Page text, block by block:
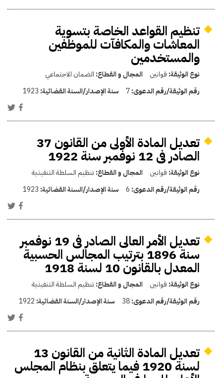
تنظيم القواعد الخاصة بتسوية
المعاشات والمكافآت للموظفين
والمستخدمين
نوع الوثيقة: قوانين المجال و القطاع: الضمان الاجتماعي
رقم الوثيقة/رقم الدعوى:7 سنة الإصدار/السنة القضائية: 1923
تعديل المادة الأولى من القانون 37
الصادر فى 12 نوفمبر سنة 1922
نوع الوثيقة: قوانين المجال و القطاع: تنظيم السلطة التنفيذية
رقم الوثيقة/رقم الدعوى: 6 سنة الإصدار/السنة القضائية: 1923
تعديل الأمر العالى الصادر فى 19 نوفمبر
سنة 1896 بترتيب المجالس الحسبية
المعدل بالقانون 10 لسنة 1918
نوع الوثيقة: قوانين المجال و القطاع: تنظيم السلطة التنفيذية
رقم الوثيقة/رقم الدعوى:38 سنة الإصدار/السنة القضائية: 1922
تعديل المادة الثانية من القانون 13
لسنة 1920 فيما يتعلق بنظام المجلس